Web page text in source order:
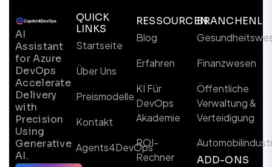
AI
Assistant
for Azure
DevOps
Accelerate
Delivery
with
Precision
Using
Generative
AI.
QUICK
LINKS
Startseite
Über Uns
Preismodelle
Kontakt
Agents4DevOps
RESSOURCEN
Blog
Erfahren
KI Für
DevOps
Akademie
ROI-
Rechner
Finanzwesen
Öffentliche
Verwaltung &
Verteidigung
ADD-ONS